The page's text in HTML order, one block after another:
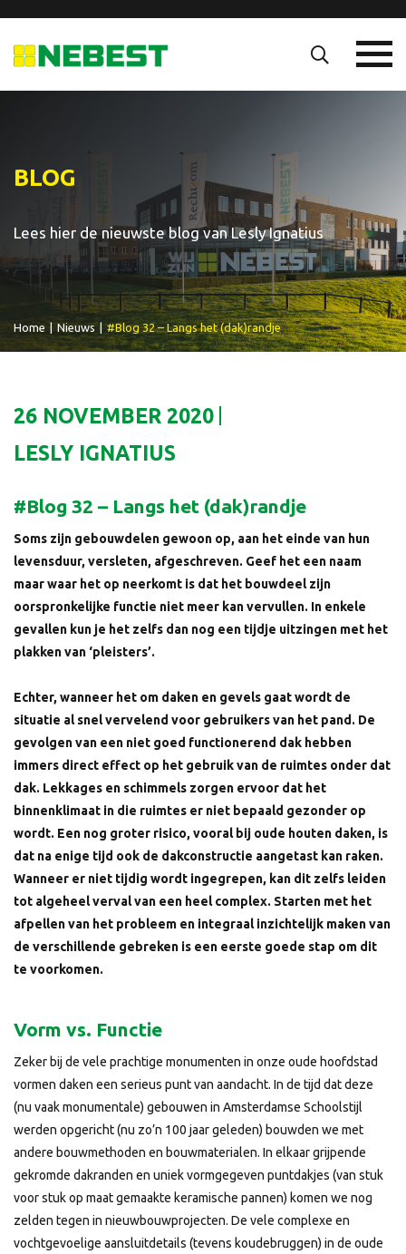
BLOG
Lees hier de nieuwste blog van Lesly Ignatius
Home Nieuws #Blog 32 – Langs het (dak)randje
26 NOVEMBER 2020
LESLY IGNATIUS
#Blog 32 – Langs het (dak)randje
Soms zijn gebouwdelen gewoon op, aan het einde van hun
levensduur, versleten, afgeschreven. Geef het een naam
maar waar het op neerkomt is dat het bouwdeel zijn
oorspronkelijke functie niet meer kan vervullen. In enkele
gevallen kun je het zelfs dan nog een tijdje uitzingen met het
plakken van ‘pleisters’.
Echter, wanneer het om daken en gevels gaat wordt de
situatie al snel vervelend voor gebruikers van het pand. De
gevolgen van een niet goed functionerend dak hebben
immers direct effect op het gebruik van de ruimtes onder dat
dak. Lekkages en schimmels zorgen ervoor dat het
binnenklimaat in die ruimtes er niet bepaald gezonder op
wordt. Een nog groter risico, vooral bij oude houten daken, is
dat na enige tijd ook de dakconstructie aangetast kan raken.
Wanneer er niet tijdig wordt ingegrepen, kan dit zelfs leiden
tot algeheel verval van een heel complex. Starten met het
afpellen van het probleem en integraal inzichtelijk maken van
de verschillende gebreken is een eerste goede stap om dit
te voorkomen.
Vorm vs. Functie
Zeker bij de vele prachtige monumenten in onze oude hoofdstad
vormen daken een serieus punt van aandacht. In de tijd dat deze
(nu vaak monumentale) gebouwen in Amsterdamse Schoolstijl
werden opgericht (nu zo’n 100 jaar geleden) bouwden we met
andere bouwmethoden en bouwmaterialen. In elkaar grijpende
gekromde dakranden en uniek vormgegeven puntdakjes (van stuk
voor stuk op maat gemaakte keramische pannen) komen we nog
zelden tegen in nieuwbouwprojecten. De vele complexe en
vochtgevoelige aansluitdetails (tevens koudebruggen) in de oude